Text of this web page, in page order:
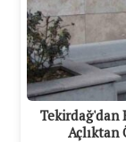
Tekirdağ'dan
Açlıktan